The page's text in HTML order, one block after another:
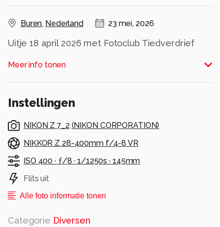
Buren, Nederland 23 mei, 2026
Uitje 18 april 2026 met Fotoclub Tiedverdrief
fotograferen.
Meer info tonen
Instellingen
NIKON Z 7_2 (NIKON CORPORATION)
NIKKOR Z 28-400mm f/4-8 VR
ISO 400 · ƒ/8 ·1/1250s · 145mm
Flits uit
Alle foto informatie tonen
Categorie Diversen